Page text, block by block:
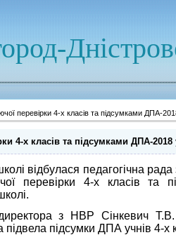
перевірки 4-х класів та підсумками ДПА-
4-х класів та підсумками ДПА-
відбулася педагогічна
перевірки 4-х класів та
з НВР Сінкевич Т.В.
підвела підсумки ДПА учнів 4-х